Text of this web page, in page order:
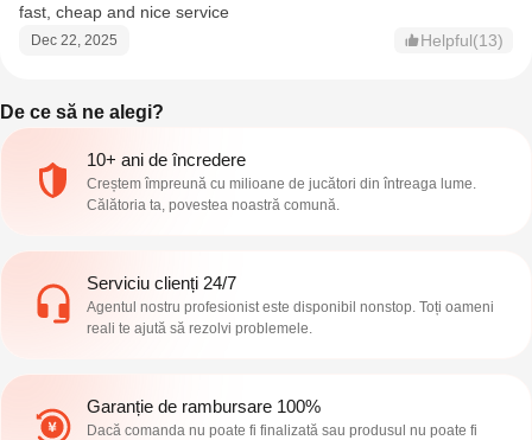
fast, cheap and nice service
Dec 22, 2025 Helpful(13)
De ce să ne alegi?
10+ ani de încredere
Creștem împreună cu milioane de jucători din întreaga lume.
Călătoria ta, povestea noastră comună.
Serviciu clienți 24/7
Agentul nostru profesionist este disponibil nonstop. Toți oameni
reali te ajută să rezolvi problemele.
Garanție de rambursare 100%
Dacă comanda nu poate fi finalizată sau produsul nu poate fi